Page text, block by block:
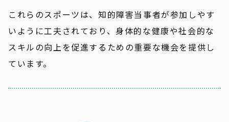
これらのスポーツは、知的障害当事者が参加しやす
いように工夫されており、身体的な健康や社会的な
スキルの向上を促進するための重要な機会を提供し
ています。